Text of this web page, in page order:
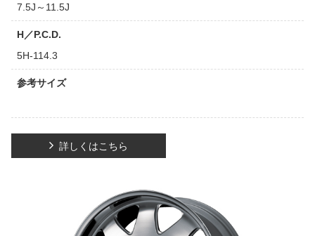
7.5J～11.5J
H／P.C.D.
5H-114.3
参考サイズ
詳しくはこちら